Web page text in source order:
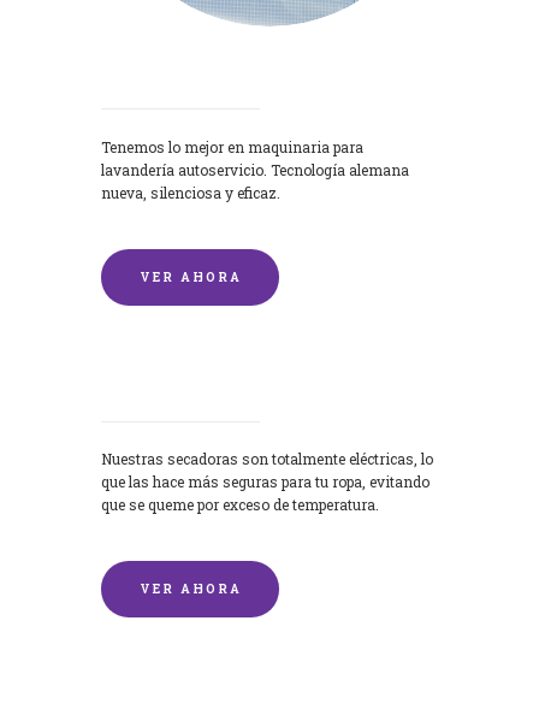
Tenemos lo mejor en maquinaria para
lavandería autoservicio. Tecnología alemana
nueva, silenciosa y eficaz.
VER AHORA
Nuestras secadoras son totalmente eléctricas, lo
que las hace más seguras para tu ropa, evitando
que se queme por exceso de temperatura.
VER AHORA